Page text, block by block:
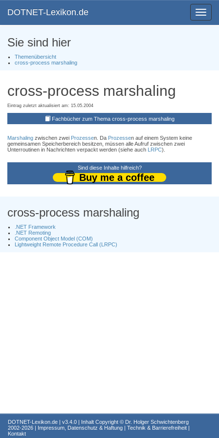
Toggle
DOTNET-Lexikon.de
Sie sind hier
Themenübersicht
cross-process marshaling
cross-process marshaling
Eintrag zuletzt aktualisiert am: 15.05.2004
Fachbücher zum Thema cross-process marshaling
Marshaling zwischen zwei Prozessen. Da Prozessen auf einem System keine
gemeinsamen Speicherbereich besitzen, müssen alle Aufruf zwischen zwei
Unterroutinen in Nachrichten verpackt werden (siehe auch LRPC).
Sind diese Inhalte hilfreich?
Buy me a coffee
cross-process marshaling
.NET Framework
.NET Remoting
Component Object Model (COM)
Lightweight Remote Procedure Call (LRPC)
DOTNET-Lexikon.de | v3.4.0 | Inhalt Copyright © Dr. Holger Schwichtenberg
2002-2026 | Impressum, Datenschutz & Haftung | Technik & Barrierefreiheit |
Kontakt